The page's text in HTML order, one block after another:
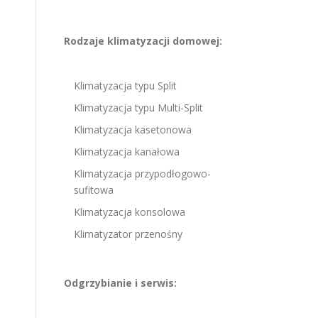
Rodzaje klimatyzacji domowej:
Klimatyzacja typu Split
Klimatyzacja typu Multi-Split
Klimatyzacja kasetonowa
Klimatyzacja kanałowa
Klimatyzacja przypodłogowo-
sufitowa
Klimatyzacja konsolowa
Klimatyzator przenośny
Odgrzybianie i serwis: